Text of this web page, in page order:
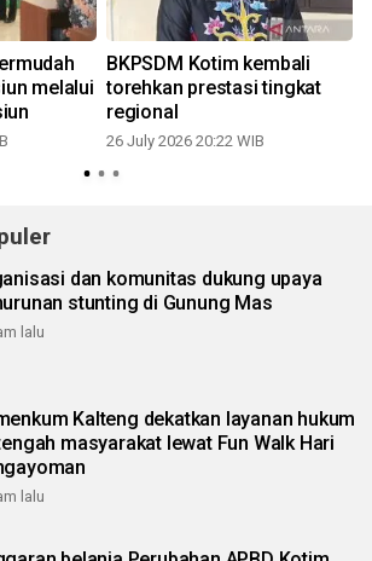
melalui
BKPSDM Kotim kembali
torehkan prestasi tingkat
regional
26 July 2026 20:22 WIB
dan komunitas dukung upaya
stunting di Gunung Mas
lalu
Kalteng dekatkan layanan hukum
masyarakat lewat Fun Walk Hari
lalu